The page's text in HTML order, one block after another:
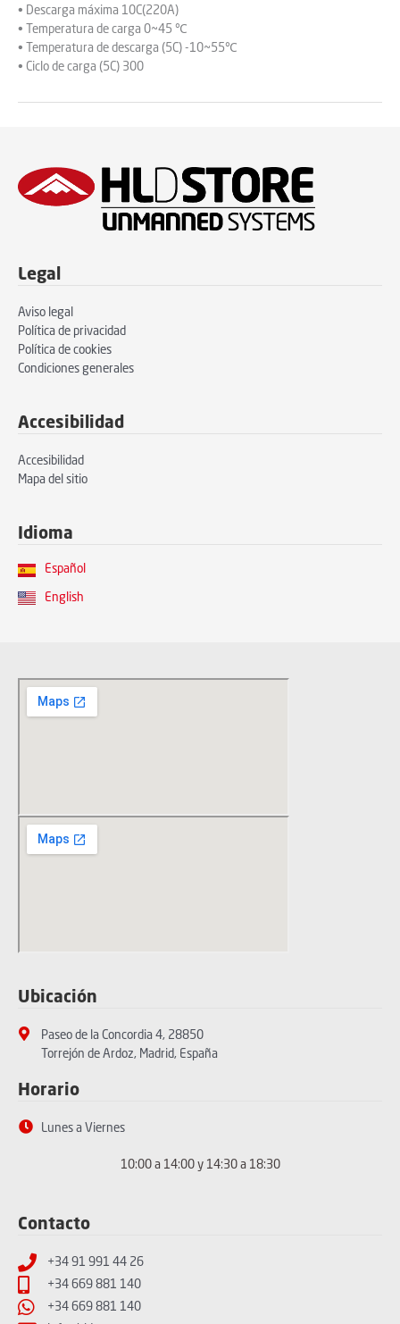
• Descarga máxima 10C(220A)
• Temperatura de carga 0~45 ℃
• Temperatura de descarga (5C) -10~55℃
• Ciclo de carga (5C) 300
Legal
Aviso legal
Política de privacidad
Política de cookies
Condiciones generales
Accesibilidad
Accesibilidad
Mapa del sitio
Idioma
Español
English
Ubicación
Paseo de la Concordia 4, 28850
Torrejón de Ardoz, Madrid, España
Horario
Lunes a Viernes
10:00 a 14:00 y 14:30 a 18:30
Contacto
+34 91 991 44 26
+34 669 881 140
+34 669 881 140